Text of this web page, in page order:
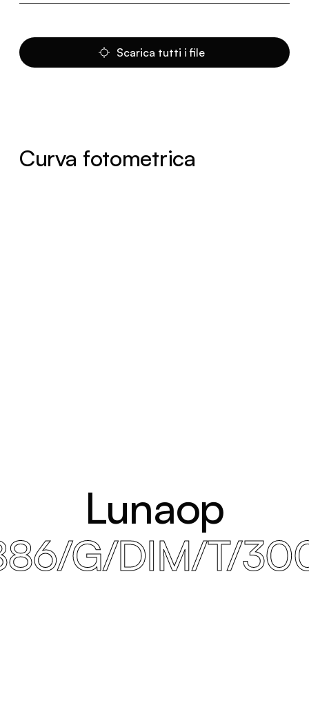
Scarica tutti i file
Curva fotometrica
Lunaop
G/DIM/T/